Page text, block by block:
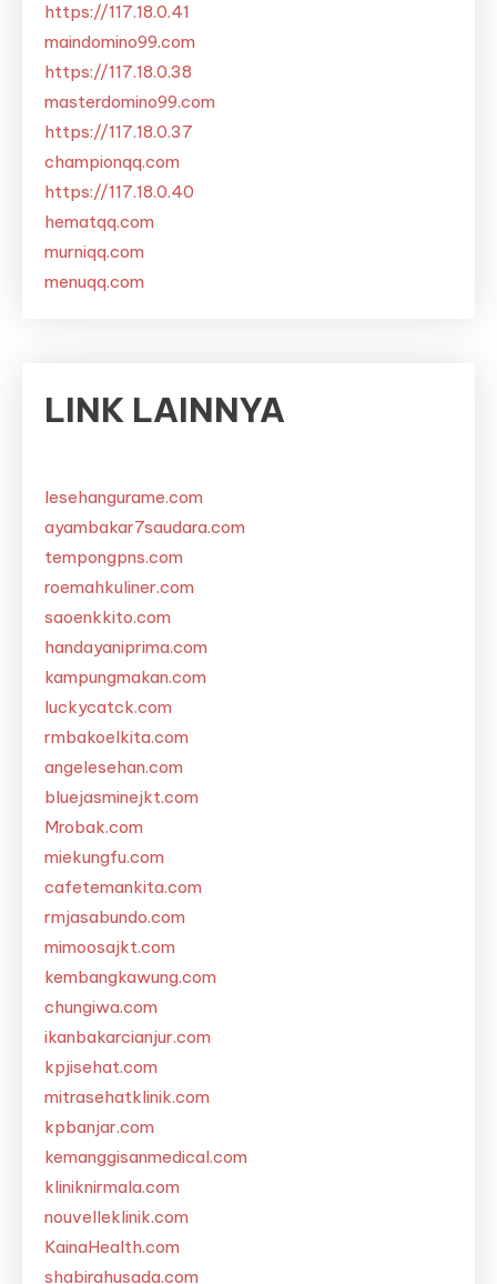
https://117.18.0.41
maindomino99.com
https://117.18.0.38
masterdomino99.com
https://117.18.0.37
championqq.com
https://117.18.0.40
hematqq.com
murniqq.com
menuqq.com
LINK LAINNYA
lesehangurame.com
ayambakar7saudara.com
tempongpns.com
roemahkuliner.com
saoenkkito.com
handayaniprima.com
kampungmakan.com
luckycatck.com
rmbakoelkita.com
angelesehan.com
bluejasminejkt.com
Mrobak.com
miekungfu.com
cafetemankita.com
rmjasabundo.com
mimoosajkt.com
kembangkawung.com
chungiwa.com
ikanbakarcianjur.com
kpjisehat.com
mitrasehatklinik.com
kpbanjar.com
kemanggisanmedical.com
kliniknirmala.com
nouvelleklinik.com
KainaHealth.com
shabirahusada.com